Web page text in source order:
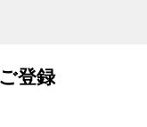
登録